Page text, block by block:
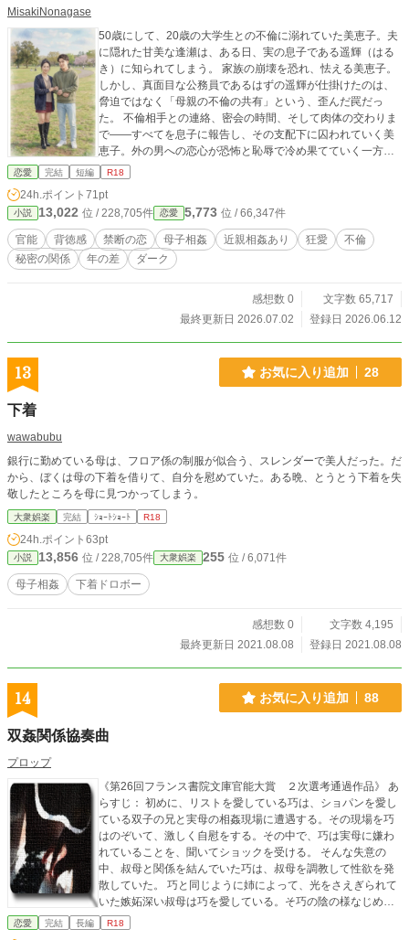
MisakiNonagase
50歳にして、20歳の大学生との不倫に溺れていた美恵子。夫
に隠れた甘美な逢瀬は、ある日、実の息子である遥輝（はる
き）に知られてしまう。 家族の崩壊を恐れ、怯える美恵子。
しかし、真面目な公務員であるはずの遥輝が仕掛けたのは、
脅迫ではなく「母親の不倫の共有」という、歪んだ罠だっ
た。 不倫相手との連絡、密会の時間、そして肉体の交わりま
で――すべてを息子に報告し、その支配下に囚われていく美
恵子。外の男への恋心が恐怖と恥辱で冷め果てていく一方
で、彼女の身体は、血のつながりゆえの「息子の絶妙な快
上書きされていく背徳の記憶。母と息子の狂った歯車が、い
ま究極の深淵へと回り出す。
恋愛 完結 短編 R18
24h.ポイント 71pt
小説 13,022 位 / 228,705件 恋愛 5,773 位 / 66,347件
官能 背徳感 禁断の恋 母子相姦 近親相姦あり 狂愛
不倫
秘密の関係
年の差 ダーク
感想数 0
文字数 65,717
最終更新日 2026.07.02
登録日 2026.06.12
13 お気に入り追加 28
下着
wawabubu
銀行に勤めている母は、フロア係の制服が似合う、スレンダーで美人だった。だ
から、ぼくは母の下着を借りて、自分を慰めていた。ある晩、とうとう下着を失
敬したところを母に見つかってしまう。
大衆娯楽 完結 ｼｮｰﾄｼｮｰﾄ R18
24h.ポイント 63pt
小説 13,856 位 / 228,705件 大衆娯楽 255 位 / 6,071件
母子相姦 下着ドロボー
感想数 0
文字数 4,195
最終更新日 2021.08.08
登録日 2021.08.08
14 お気に入り追加 88
双姦関係協奏曲
プロップ
《第26回フランス書院文庫官能大賞 ２次選考通過作品》 あ
らすじ： 初めに、リストを愛している巧は、ショパンを愛し
ている双子の兄と実母の相姦現場に遭遇する。その現場を巧
はのぞいて、激しく自慰をする。その中で、巧は実母に嫌わ
れていることを、聞いてショックを受ける。 そんな失意の
中、叔母と関係を結んでいた巧は、叔母を調教して性欲を発
散していた。 巧と同じように姉によって、光をさえぎられて
いた嫉妬深い叔母は巧を愛している。そ巧の陰の様なじめじ
めしている、氷のようなところを愛していた。 ところが、
恋愛 完結 長編 R18